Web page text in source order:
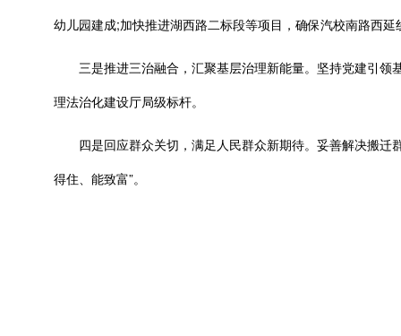
幼儿园建成;加快推进湖西路二标段等项目，确保汽校南路西
三是推进三治融合，汇聚基层治理新能量。坚持党建引领
理法治化建设厅局级标杆。
四是回应群众关切，满足人民群众新期待。妥善解决搬迁
得住、能致富”。